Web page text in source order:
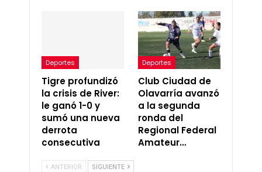
Deportes
Tigre profundizó
la crisis de River:
le ganó 1-0 y
sumó una nueva
derrota
consecutiva
Deportes
Club Ciudad de
Olavarría avanzó
a la segunda
ronda del
Regional Federal
Amateur…
ANTERIOR SIGUIENTE